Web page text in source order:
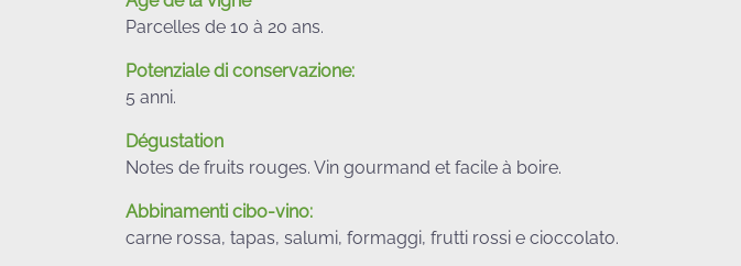
Parcelles de 10 à 20 ans.
Potenziale di conservazione:
5 anni.
Dégustation
Notes de fruits rouges. Vin gourmand et facile à boire.
Abbinamenti cibo-vino:
carne rossa, tapas, salumi, formaggi, frutti rossi e cioccolato.